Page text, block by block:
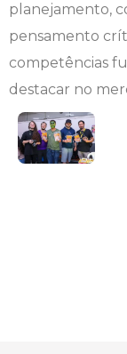
planejamento,
pensamento
competências
destacar no
Medicina
Medicina
Odontologia
Minha
Núcleo de
Plano de Ensino
NAPP e NAPC
Portal do
Programa de